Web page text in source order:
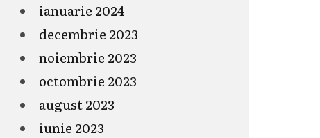
ianuarie 2024
decembrie 2023
noiembrie 2023
octombrie 2023
august 2023
iunie 2023